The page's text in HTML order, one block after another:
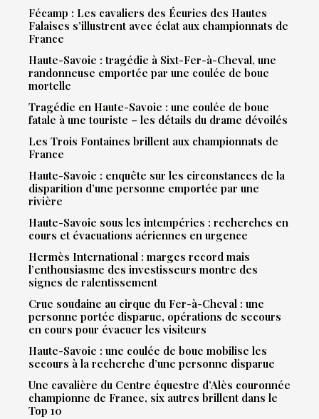
Fécamp : Les cavaliers des Écuries des Hautes
Falaises s’illustrent avec éclat aux championnats de
France
Haute-Savoie : tragédie à Sixt-Fer-à-Cheval, une
randonneuse emportée par une coulée de boue
mortelle
Tragédie en Haute-Savoie : une coulée de boue
fatale à une touriste – les détails du drame dévoilés
Les Trois Fontaines brillent aux championnats de
France
Haute-Savoie : enquête sur les circonstances de la
disparition d’une personne emportée par une
rivière
Haute-Savoie sous les intempéries : recherches en
cours et évacuations aériennes en urgence
Hermès International : marges record mais
l’enthousiasme des investisseurs montre des
signes de ralentissement
Crue soudaine au cirque du Fer-à-Cheval : une
personne portée disparue, opérations de secours
en cours pour évacuer les visiteurs
Haute-Savoie : une coulée de boue mobilise les
secours à la recherche d’une personne disparue
Une cavalière du Centre équestre d’Alès couronnée
championne de France, six autres brillent dans le
Top 10